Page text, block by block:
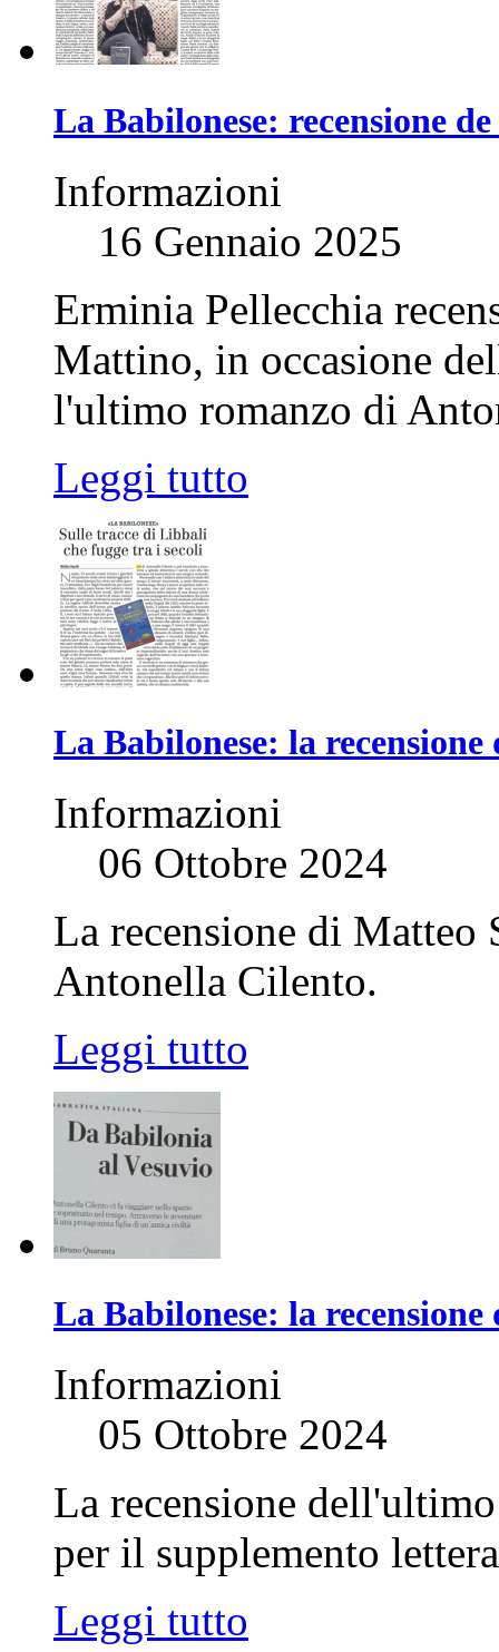
La Babilonese: recensione
Informazioni
16 Gennaio 2025
Erminia Pellecchia
Mattino, in occasione
l'ultimo romanzo di
Leggi tutto
La Babilonese: la
Informazioni
06 Ottobre 2024
La recensione di
Antonella Cilento.
Leggi tutto
La Babilonese: la
Informazioni
05 Ottobre 2024
La recensione
per il supplemento
Leggi tutto